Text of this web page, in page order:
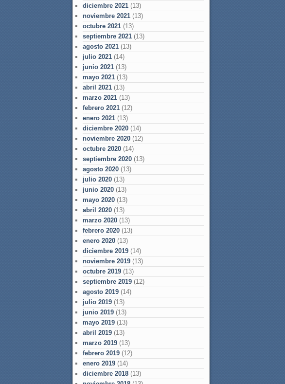
diciembre 2021 (13)
noviembre 2021 (13)
octubre 2021 (13)
septiembre 2021 (13)
agosto 2021 (13)
julio 2021 (14)
junio 2021 (13)
mayo 2021 (13)
abril 2021 (13)
marzo 2021 (13)
febrero 2021 (12)
enero 2021 (13)
diciembre 2020 (14)
noviembre 2020 (12)
octubre 2020 (14)
septiembre 2020 (13)
agosto 2020 (13)
julio 2020 (13)
junio 2020 (13)
mayo 2020 (13)
abril 2020 (13)
marzo 2020 (13)
febrero 2020 (13)
enero 2020 (13)
diciembre 2019 (14)
noviembre 2019 (13)
octubre 2019 (13)
septiembre 2019 (12)
agosto 2019 (14)
julio 2019 (13)
junio 2019 (13)
mayo 2019 (13)
abril 2019 (13)
marzo 2019 (13)
febrero 2019 (12)
enero 2019 (14)
diciembre 2018 (13)